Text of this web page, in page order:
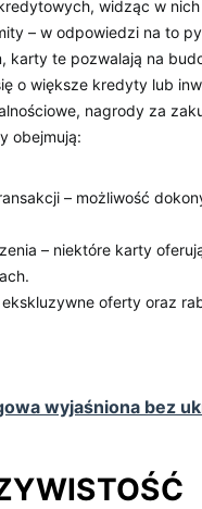
widząc w
– w odpowiedzi na to
karty te pozwalają na
o większe kredyty lub
nagrody za
obejmują:
– możliwość
– niektóre karty
oferty oraz
wyjaśniona bez